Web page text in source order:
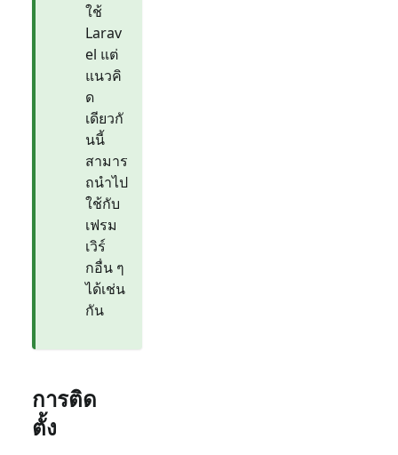
ใช้
Larav
el แต่
แนวคิ
ด
เดียวกั
นนี้
สามาร
ถนำไป
ใช้กับ
เฟรม
เวิร์
กอื่น ๆ
ได้เช่น
กัน
การติด
ตั้ง